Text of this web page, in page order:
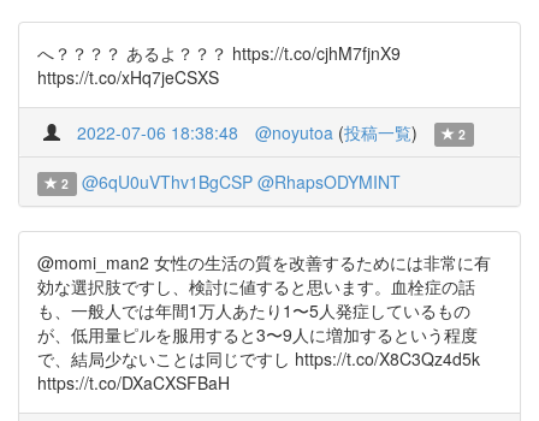
へ？？？？ あるよ？？？ https://t.co/cjhM7fjnX9
https://t.co/xHq7jeCSXS
2022-07-06 18:38:48 @noyutoa (投稿一覧) 2
2 @6qU0uVThv1BgCSP @RhapsODYMINT
@momi_man2 女性の生活の質を改善するためには非常に有
効な選択肢ですし、検討に値すると思います。血栓症の話
も、一般人では年間1万人あたり1〜5人発症しているもの
が、低用量ピルを服用すると3〜9人に増加するという程度
で、結局少ないことは同じですし https://t.co/X8C3Qz4d5k
https://t.co/DXaCXSFBaH